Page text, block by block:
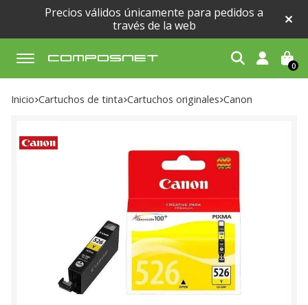
Precios válidos únicamente para pedidos a
través de la web
Buscar 0
Inicio cartuchos de tinta cartuchos originales canon